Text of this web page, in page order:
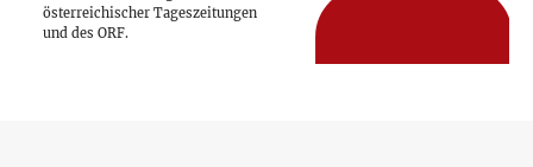
österreichischer Tageszeitungen
und des ORF.